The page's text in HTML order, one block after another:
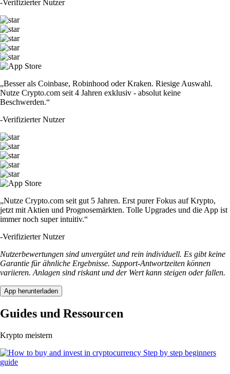
-Verifizierter Nutzer
„Besser als Coinbase, Robinhood oder Kraken. Riesige Auswahl.
Nutze Crypto.com seit 4 Jahren exklusiv - absolut keine
Beschwerden.“
-Verifizierter Nutzer
„Nutze Crypto.com seit gut 5 Jahren. Erst purer Fokus auf Krypto,
jetzt mit Aktien und Prognosemärkten. Tolle Upgrades und die App ist
immer noch super intuitiv.“
-Verifizierter Nutzer
Nutzerbewertungen sind unvergütet und rein individuell. Es gibt keine
Garantie für ähnliche Ergebnisse. Support-Antwortzeiten können
variieren. Anlagen sind riskant und der Wert kann steigen oder fallen.
App herunterladen
Guides und Ressourcen
Krypto meistern